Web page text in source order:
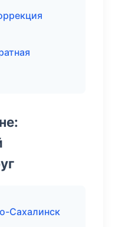
Сахалинск